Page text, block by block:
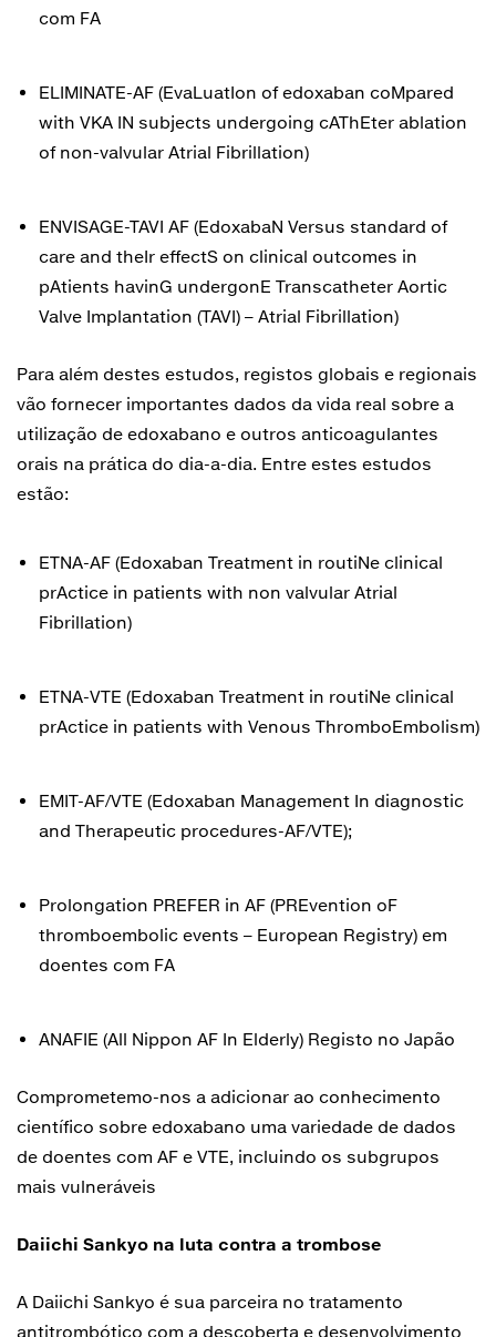
com FA
ELIMINATE-AF (EvaLuatIon of edoxaban coMpared
with VKA IN subjects undergoing cAThEter ablation
of non-valvular Atrial Fibrillation)
ENVISAGE-TAVI AF (EdoxabaN Versus standard of
care and theIr effectS on clinical outcomes in
pAtients havinG undergonE Transcatheter Aortic
Valve Implantation (TAVI) – Atrial Fibrillation)
Para além destes estudos, registos globais e regionais
vão fornecer importantes dados da vida real sobre a
utilização de edoxabano e outros anticoagulantes
orais na prática do dia-a-dia. Entre estes estudos
estão:
ETNA-AF (Edoxaban Treatment in routiNe clinical
prActice in patients with non valvular Atrial
Fibrillation)
ETNA-VTE (Edoxaban Treatment in routiNe clinical
prActice in patients with Venous ThromboEmbolism)
EMIT-AF/VTE (Edoxaban Management In diagnostic
and Therapeutic procedures-AF/VTE);
Prolongation PREFER in AF (PREvention oF
thromboembolic events – European Registry) em
doentes com FA
ANAFIE (All Nippon AF In Elderly) Registo no Japão
Comprometemo-nos a adicionar ao conhecimento
científico sobre edoxabano uma variedade de dados
de doentes com AF e VTE, incluindo os subgrupos
mais vulneráveis
Daiichi Sankyo na luta contra a trombose
A Daiichi Sankyo é sua parceira no tratamento
antitrombótico com a descoberta e desenvolvimento